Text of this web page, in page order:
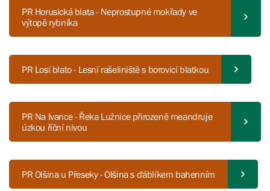
PR Horusická blata - Neprostupné mokřady ve
výtopě rybníka
PR Losí blato - Lesní rašeliniště s borovicí blatkou
PR Na Ivance - Řeka Lužnice přirozeně meandruje
úzkou říční nivou
PR Olšina u Přeseky - Olšina s ďáblíkem bahenním